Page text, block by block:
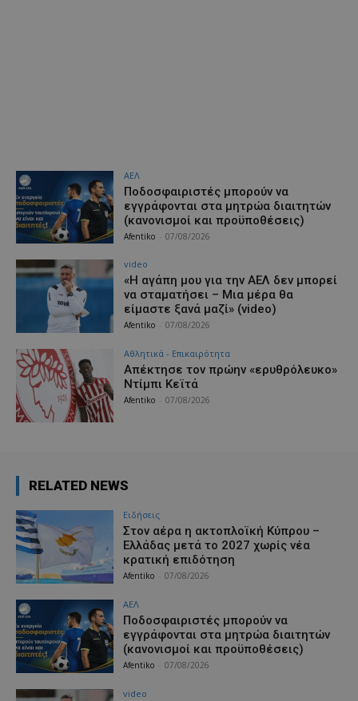
ΑΕΛ
Ποδοσφαιριστές μπορούν να
εγγράφονται στα μητρώα διαιτητών
(κανονισμοί και προϋποθέσεις)
Afentiko 07/08/2026
video
«Η αγάπη μου για την ΑΕΛ δεν μπορεί
να σταματήσει – Μια μέρα θα
είμαστε ξανά μαζί» (video)
Afentiko 07/08/2026
Αθλητικά - Επικαιρότητα
Απέκτησε τον πρώην «ερυθρόλευκο»
Ντίμπι Κεϊτά
Afentiko 07/08/2026
RELATED NEWS
Ειδήσεις
Στον αέρα η ακτοπλοϊκή Κύπρου –
Ελλάδας μετά το 2027 χωρίς νέα
κρατική επιδότηση
Afentiko 07/08/2026
ΑΕΛ
Ποδοσφαιριστές μπορούν να
εγγράφονται στα μητρώα διαιτητών
(κανονισμοί και προϋποθέσεις)
Afentiko 07/08/2026
video